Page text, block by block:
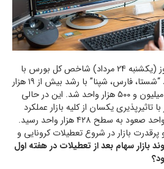
در پایان معاملات بورس دیروز (یکشنبه 24 مرداد) شاخص کل بورس با
بیشترین تاثیر مثبت سه نماد “شستا، فارس، شپنا” با رشد بیش از ۱۹ هزار
واحد همراه و وارد کانال یک میلیون و ۵۰۰ هزار واحد شد. این در حالی
یکسان از کلیه بازار عملکرد
مثبتی را ثبت کرد و با ۵۶۲۵ واحد صعود به سطح ۴۲۸ هزار واحد رسید.
بازار در شروع تعطیلات کرونایی و
بازار سهام بعد از تعطیلات در هفته اول